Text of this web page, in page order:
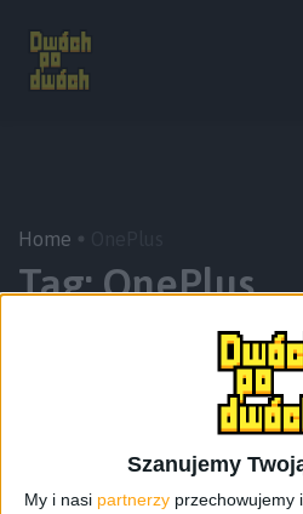
Szanujemy
My i nasi partnerzy przechowujemy
Home
Tag:OnePlus